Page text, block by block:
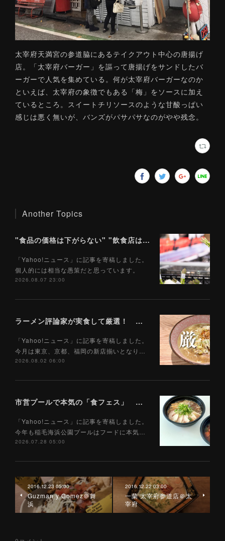
太宰府天満宮の参道脇にあるテイクアウト中心の唐揚げ
店。「太宰府バーガー」を謳って唐揚げをサンドしたバ
ーガーで人気を集めている。何が太宰府バーガーなのか
といえば、太宰府の象徴でもある「梅」をソースに加え
ているところ。スイートチリソースのような甘酸っぱい
感じは悪く無いが、バンズがパサパサなのがやや残念。
Another Topics
"食品の価格は下がらない" "飲食店は客が減る" 「食料品消費税1％」で私たちの食生活はどうなるのか（Yahoo!ニュース）8/8
「Yahoo!ニュース」に記事を寄稿しました。
個人的には相当な愚策だと思っています。
2026.08.07 23:00
ラーメン評論家が実食して厳選！ 「いま絶対に食べるべきラーメン」ベスト５！【2026年８月】（ Yahoo!ニュース）8/2
「Yahoo!ニュース」に記事を寄稿しました。
今月は東京、京都、福岡の新店揃いとなり…
2026.08.02 06:00
市営プールで本気の「食フェス」 プールサイドで味わえる「ご当地麺」の実力は？（Yahoo!ニュース）7/28
「Yahoo!ニュース」に記事を寄稿しました。
今年も稲毛海浜公園プールはフードに本気…
2026.07.28 05:00
2016.12.23 05:00
Guzman y Gomez＠舞
浜
2016.12.22 03:00
一蘭 太宰府参道店＠太
宰府